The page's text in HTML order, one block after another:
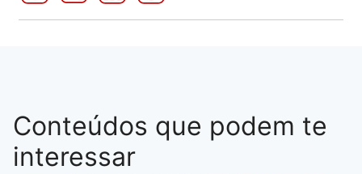
Conteúdos que podem te
interessar